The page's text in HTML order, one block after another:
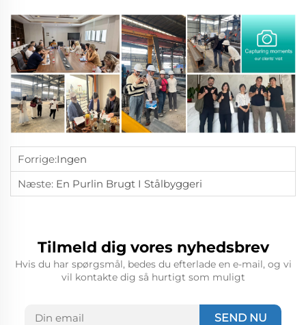
Forrige:Ingen
Næste: En Purlin Brugt I Stålbyggeri
Tilmeld dig vores nyhedsbrev
Hvis du har spørgsmål, bedes du efterlade en e-mail, og vi
vil kontakte dig så hurtigt som muligt
SEND NU